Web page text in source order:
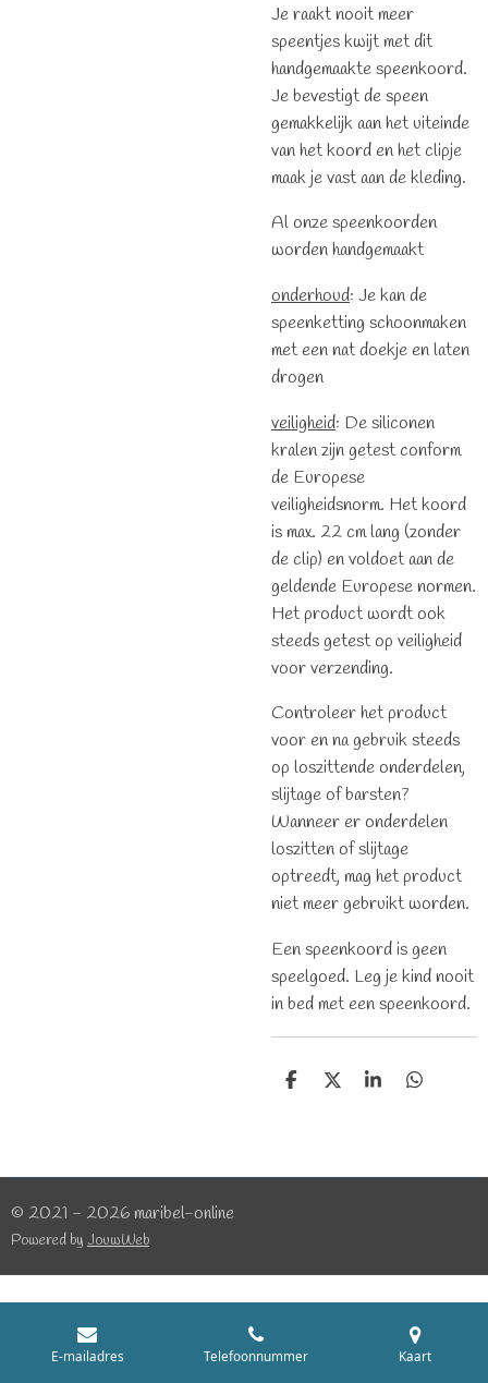
Je raakt nooit meer
speentjes kwijt met dit
handgemaakte speenkoord.
Je bevestigt de speen
gemakkelijk aan het uiteinde
van het koord en het clipje
maak je vast aan de kleding.
Al onze speenkoorden
worden handgemaakt
onderhoud: Je kan de
speenketting schoonmaken
met een nat doekje en laten
drogen
veiligheid: De siliconen
kralen zijn getest conform
de Europese
veiligheidsnorm. Het koord
is max. 22 cm lang (zonder
de clip) en voldoet aan de
geldende Europese normen.
Het product wordt ook
steeds getest op veiligheid
voor verzending.
Controleer het product
voor en na gebruik steeds
op loszittende onderdelen,
slijtage of barsten?
Wanneer er onderdelen
loszitten of slijtage
optreedt, mag het product
niet meer gebruikt worden.
Een speenkoord is geen
speelgoed. Leg je kind nooit
in bed met een speenkoord.
D
D
S
D
© 2021 - 2026 maribel-online
Powered by JouwWeb
E-mailadres Telefoonnummer Kaart